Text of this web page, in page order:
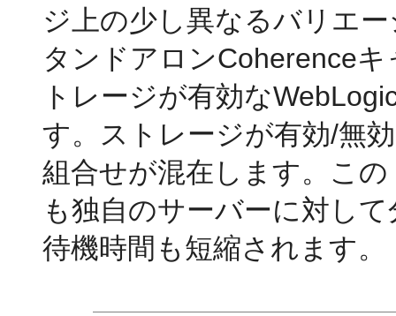
ジ上の少し異なるバリエ
タンドアロンCoherence
トレージが有効な
す。ストレージが有効/無
組合せが混在します。こ
も独自のサーバーに対し
待機時間も短縮されます。